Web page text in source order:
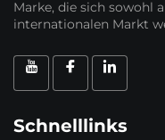
Marke, die sich sowohl
internationalen Markt
Schnelllinks